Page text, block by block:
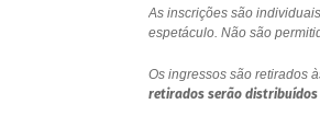
As inscrições são
espetáculo. Não são
Os ingressos são retirados
retirados serão distribuídos